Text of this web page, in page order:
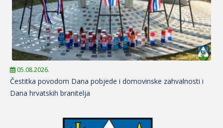
05.08.2026.
Čestitka povodom Dana pobjede i domovinske zahvalnosti i
Dana hrvatskih branitelja